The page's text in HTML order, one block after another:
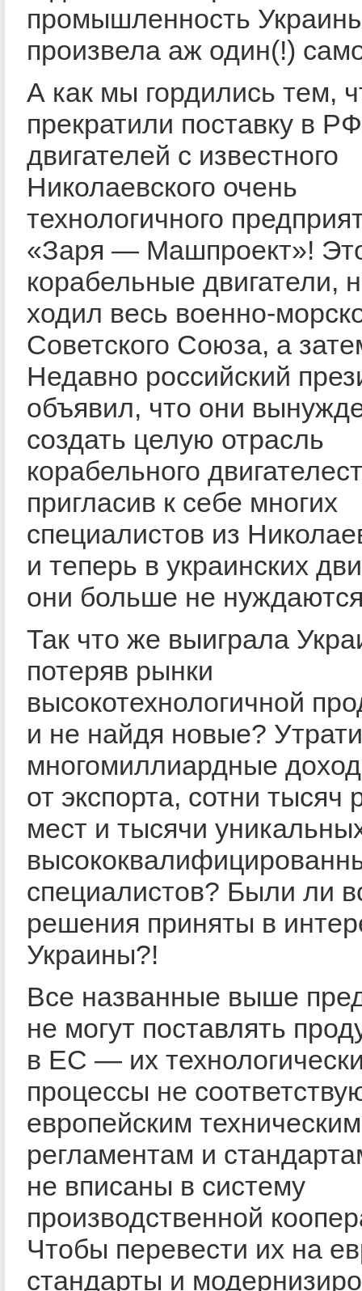
промышленность
произвела аж один(!)
А как мы гордились тем,
прекратили поставку в РФ
двигателей с известного
Николаевского очень
технологичного
«Заря — Машпроект»!
корабельные двигатели,
ходил весь военно-
Советского Союза, а
Недавно российский
объявил, что они
создать целую отрасль
корабельного
пригласив к себе многих
специалистов из
и теперь в украинских
они больше не
Так что же выиграла
потеряв рынки
высокотехнологичной
и не найдя новые?
многомиллиардные
от экспорта, сотни тысяч
мест и тысячи
специалистов? Были ли
решения приняты в
Украины?!
Все названные выше
не могут поставлять
в ЕС — их
процессы не
европейским техническим
регламентам и
не вписаны в систему
производственной
Чтобы перевести их на
стандарты и